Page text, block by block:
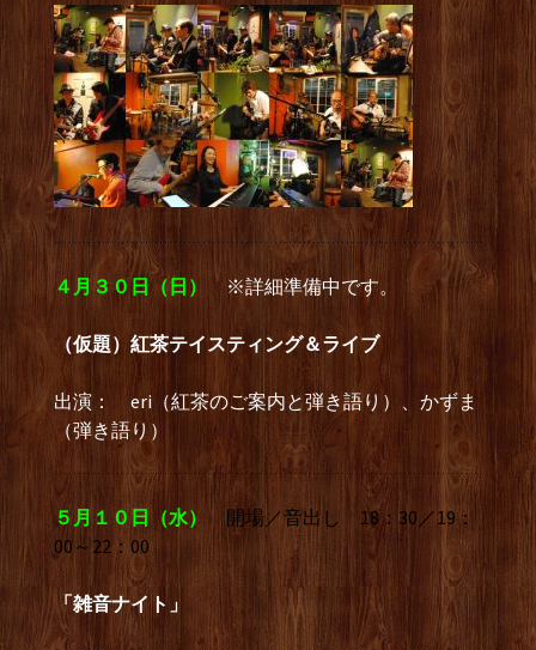
４月３０日（日） ※詳細準備中です。
（仮題）紅茶テイスティング＆ライブ
出演： eri（紅茶のご案内と弾き語り）、かずま
（弾き語り）
５月１０日（水）
開場／音出し 18：30／19：
00～22：00
「雑音ナイト」